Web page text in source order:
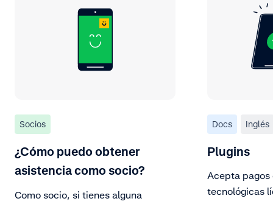
Socios
¿Cómo puedo obtener
asistencia como socio?
Como socio, si tienes alguna
Docs Inglés
Plugins
Acepta pagos
tecnológicas